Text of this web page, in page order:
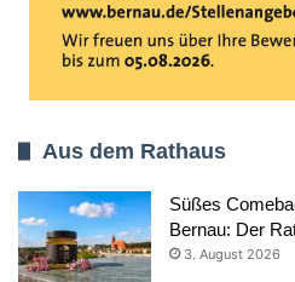
Aus dem Rathaus
Süßes
Bernau: Der
3. August 2026